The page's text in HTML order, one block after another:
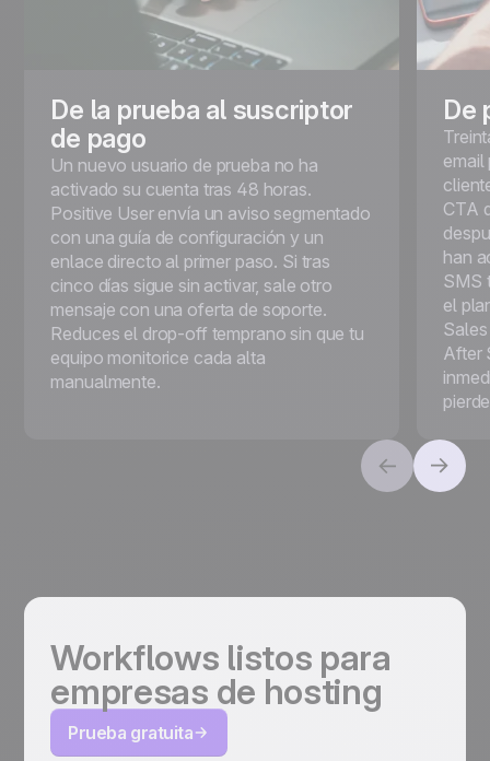
De la prueba al suscriptor
de pago
Un nuevo usuario de prueba no ha
activado su cuenta tras 48 horas.
Positive User envía un aviso segmentado
con una guía de configuración y un
enlace directo al primer paso. Si tras
cinco días sigue sin activar, sale otro
mensaje con una oferta de soporte.
Reduces el drop-off temprano sin que tu
equipo monitorice cada alta
manualmente.
De
CTA
han
SMS
el
After
Workflows listos para
empresas de hosting
Prueba gratuita